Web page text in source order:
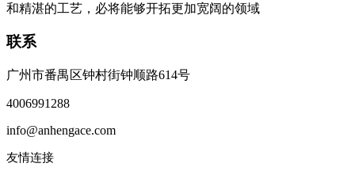
和精湛的工艺，必将能够开拓更加宽阔的领域
联系
广州市番禺区钟村街钟顺路614号
4006991288
info@anhengace.com
友情连接